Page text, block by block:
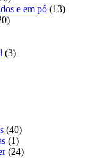
produtos
e em pó 1313
20
33
4040
produtos
11
produto
2424